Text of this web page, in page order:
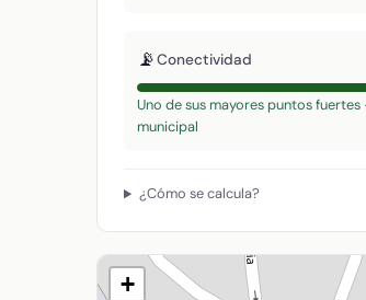
📡Conectividad
Uno de sus mayores puntos
municipal
¿Cómo se calcula?
+